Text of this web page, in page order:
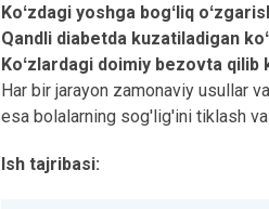
Koʻzdagi yoshga bogʻliq
Qandli diabetda kuzatiladigan
Koʻzlardagi doimiy bezovta
Har bir jarayon zamonaviy usullar
esa bolalarning sog'lig'ini tiklash
Ish tajribasi: